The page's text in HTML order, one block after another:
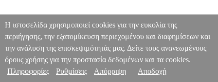
Η ιστοσελίδα χρησιμοποιεί cookies για την ευκολία της
περιήγησης, την εξατομίκευση περιεχομένου και διαφημίσεων και
την ανάλυση της επισκεψιμότητάς μας. Δείτε τους ανανεωμένους
όρους χρήσης για την προστασία δεδομένων και τα cookies.
Πληροφορίες
Ρυθμίσεις Απόρριψη Αποδοχή